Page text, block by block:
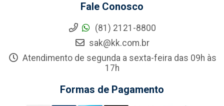
Fale Conosco
(81) 2121-8800
sak@kk.com.br
Atendimento de segunda a sexta-feira das 09h às
17h
Formas de Pagamento